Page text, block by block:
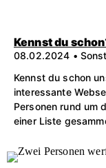
Kennst du
08.02.2024 •
Kennst du schon
interessante
Personen rund um
einer Liste